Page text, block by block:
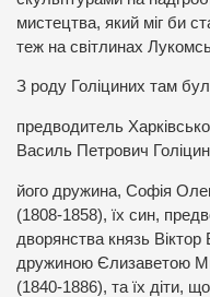
мистецтва, який міг би
теж на світлинах
З роду Голіциних там
предводитель
Василь Петрович
його дружина, Софія
(1808-1858), їх син,
дворянства князь
дружиною Єлизаветою
(1840-1886), та їх діти,